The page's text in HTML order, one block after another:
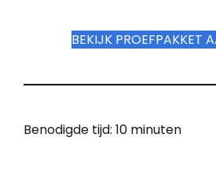
BEKIJK PROEFPAKKET
Benodigde tijd: 10 minuten